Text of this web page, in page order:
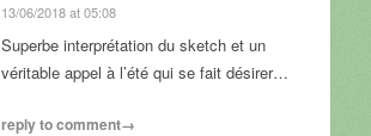
13/06/2018 at 05:08
Superbe interprétation du sketch et un
véritable appel à l’été qui se fait désirer…
reply to comment→